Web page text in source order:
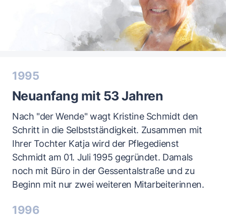
1995
Neuanfang mit 53 Jahren
Nach "der Wende" wagt Kristine Schmidt den
Schritt in die Selbstständigkeit. Zusammen mit
Ihrer Tochter Katja wird der Pflegedienst
Schmidt am 01. Juli 1995 gegründet. Damals
noch mit Büro in der Gessentalstraße und zu
Beginn mit nur zwei weiteren Mitarbeiterinnen.
1996